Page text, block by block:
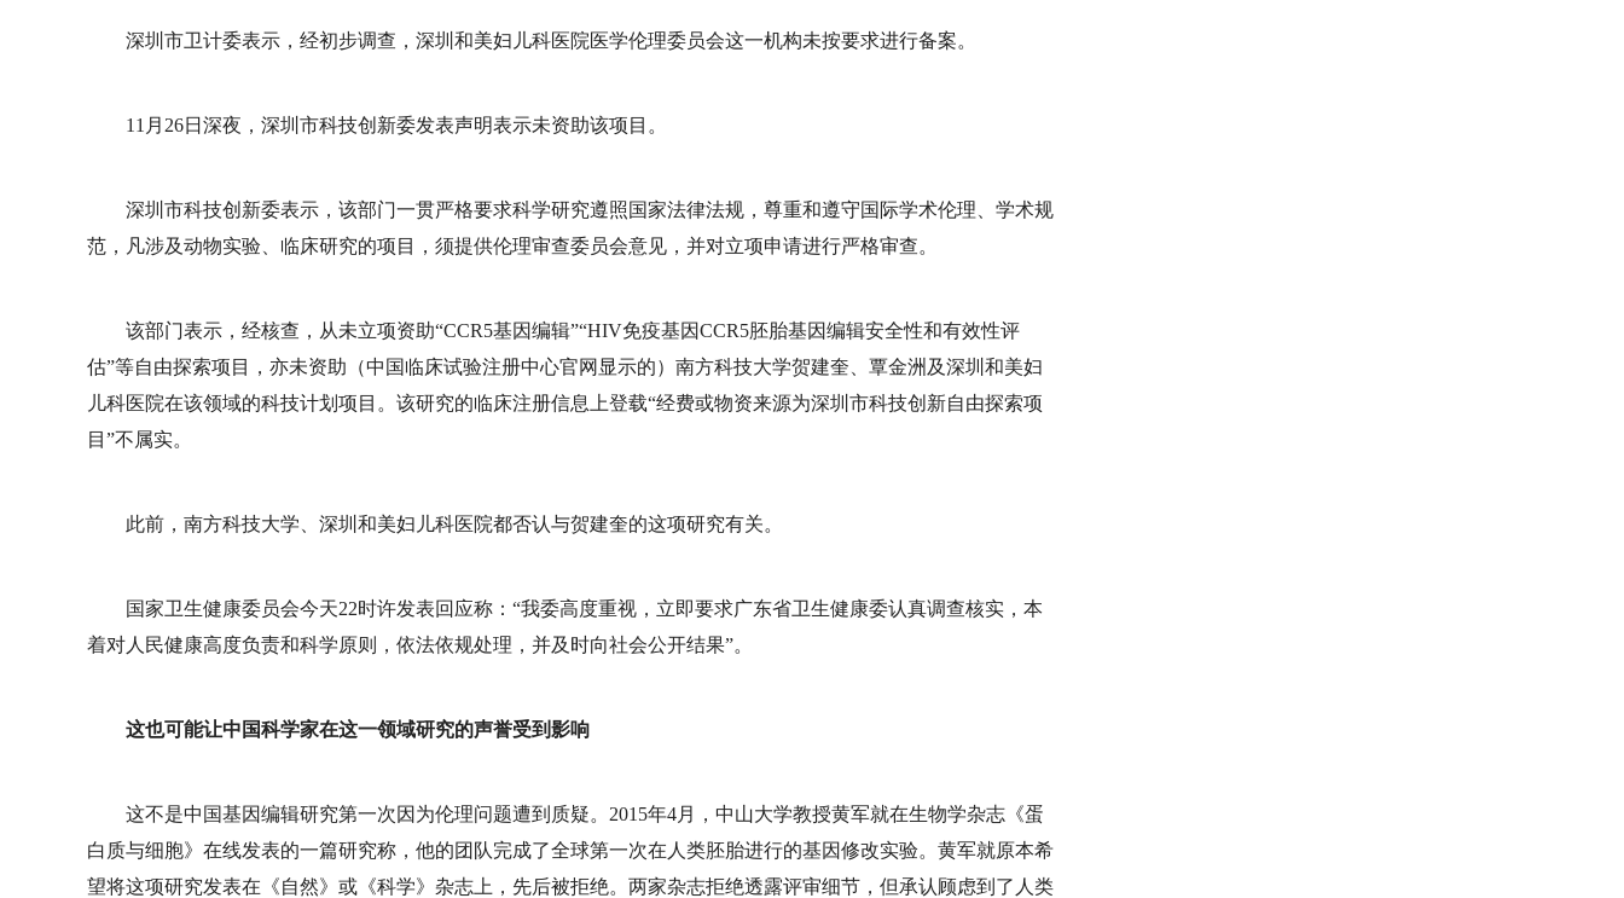
深圳市卫计委表示，经初步调查，深圳和美妇儿科医院医学伦理委员会这一机构未按要求进行备案。
11月26日深夜，深圳市科技创新委发表声明表示未资助该项目。
深圳市科技创新委表示，该部门一贯严格要求科学研究遵照国家法律法规，尊重和遵守国际学术伦理、学术规
范，凡涉及动物实验、临床研究的项目，须提供伦理审查委员会意见，并对立项申请进行严格审查。
该部门表示，经核查，从未立项资助“CCR5基因编辑”“HIV免疫基因CCR5胚胎基因编辑安全性和有效性评
估”等自由探索项目，亦未资助（中国临床试验注册中心官网显示的）南方科技大学贺建奎、覃金洲及深圳和美妇
儿科医院在该领域的科技计划项目。该研究的临床注册信息上登载“经费或物资来源为深圳市科技创新自由探索项
目”不属实。
此前，南方科技大学、深圳和美妇儿科医院都否认与贺建奎的这项研究有关。
国家卫生健康委员会今天22时许发表回应称：“我委高度重视，立即要求广东省卫生健康委认真调查核实，本
着对人民健康高度负责和科学原则，依法依规处理，并及时向社会公开结果”。
这也可能让中国科学家在这一领域研究的声誉受到影响
这不是中国基因编辑研究第一次因为伦理问题遭到质疑。2015年4月，中山大学教授黄军就在生物学杂志《蛋
白质与细胞》在线发表的一篇研究称，他的团队完成了全球第一次在人类胚胎进行的基因修改实验。黄军就原本希
望将这项研究发表在《自然》或《科学》杂志上，先后被拒绝。两家杂志拒绝透露评审细节，但承认顾虑到了人类